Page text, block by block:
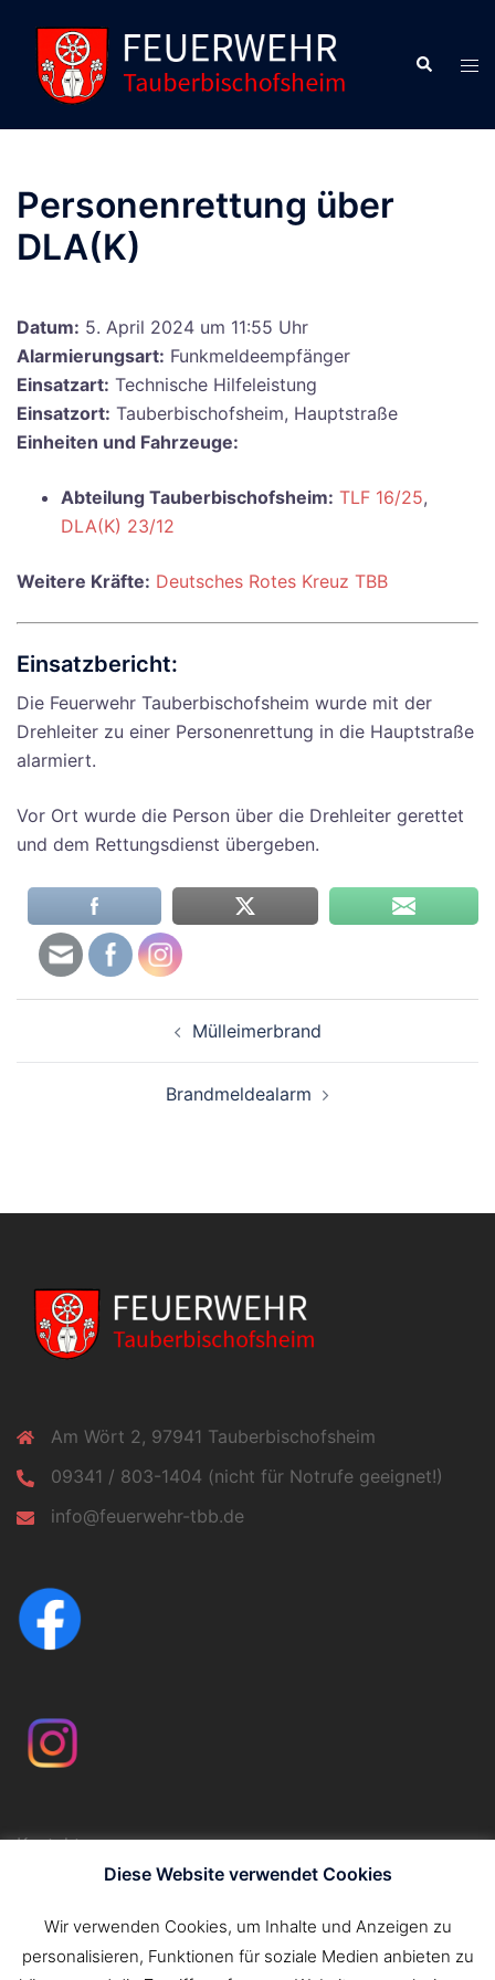
Inhalt
springen
Suche
Personenrettung über
DLA(K)
Datum: 5. April 2024 um 11:55 Uhr
Alarmierungsart: Funkmeldeempfänger
Einsatzart: Technische Hilfeleistung
Einsatzort: Tauberbischofsheim, Hauptstraße
Einheiten und Fahrzeuge:
Abteilung Tauberbischofsheim: TLF 16/25,
DLA(K) 23/12
Weitere Kräfte: Deutsches Rotes Kreuz TBB
Einsatzbericht:
Die Feuerwehr Tauberbischofsheim wurde mit der
Drehleiter zu einer Personenrettung in die Hauptstraße
alarmiert.
Vor Ort wurde die Person über die Drehleiter gerettet
und dem Rettungsdienst übergeben.
Mülleimerbrand
Brandmeldealarm
Am Wört 2, 97941 Tauberbischofsheim
09341 / 803-1404 (nicht für Notrufe geeignet!)
info@feuerwehr-tbb.de
Kontakt
ImpressumDiese Website verwendet Cookies
Wir verwenden Cookies, um Inhalte und Anzeigen zu
personalisieren, Funktionen für soziale Medien anbieten zu